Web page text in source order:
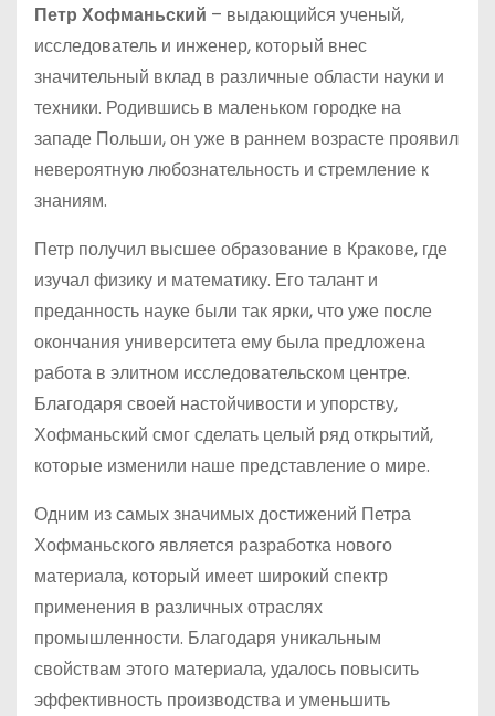
Петр Хофманьский – выдающийся ученый,
исследователь и инженер, который внес
значительный вклад в различные области науки и
техники. Родившись в маленьком городке на
западе Польши, он уже в раннем возрасте проявил
невероятную любознательность и стремление к
знаниям.
Петр получил высшее образование в Кракове, где
изучал физику и математику. Его талант и
преданность науке были так ярки, что уже после
окончания университета ему была предложена
работа в элитном исследовательском центре.
Благодаря своей настойчивости и упорству,
Хофманьский смог сделать целый ряд открытий,
которые изменили наше представление о мире.
Одним из самых значимых достижений Петра
Хофманьского является разработка нового
материала, который имеет широкий спектр
применения в различных отраслях
промышленности. Благодаря уникальным
свойствам этого материала, удалось повысить
эффективность производства и уменьшить